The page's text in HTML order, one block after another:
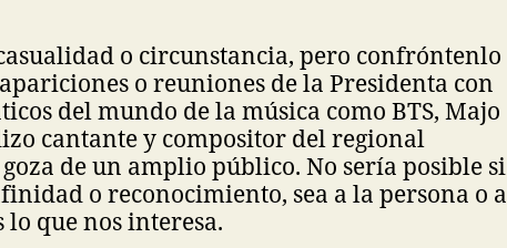
o circunstancia, pero confróntenlo
o reuniones de la Presidenta con
del mundo de la música como BTS, Majo
cantante y compositor del regional
de un amplio público. No sería posible si
o reconocimiento, sea a la persona o a
lo que nos interesa.